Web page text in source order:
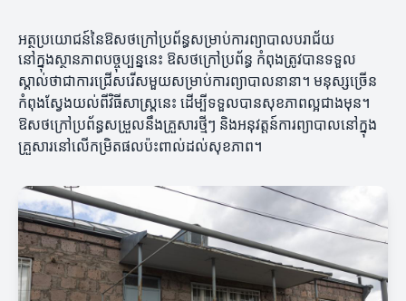
អត្ថប្រយោជន៍នៃឱសថក្រៅប្រព័ន្ធសម្រាប់ការព្យាបាលបរាជ័យ
នៅក្នុងស្ថានភាពបច្ចុប្បន្ននេះ ឱសថក្រៅប្រព័ន្ធ កំពុងត្រូវបានទទួល
ស្គាល់ថាជាការជ្រើសរើសមួយសម្រាប់ការព្យាបាលនានា។ មនុស្សច្រើន
កំពុងស្វែងយល់ពីវិធីសាស្ត្រនេះ ដើម្បីទទួលបានសុខភាពល្អជាងមុន។
ឱសថក្រៅប្រព័ន្ធសម្រួលនឹងគ្រួសារថ្មីៗ និងអនុវត្តន៍ការព្យាបាលនៅក្នុង
គ្រួសារនៅលើកម្រិតផលប៉ះពាល់ដល់សុខភាព។